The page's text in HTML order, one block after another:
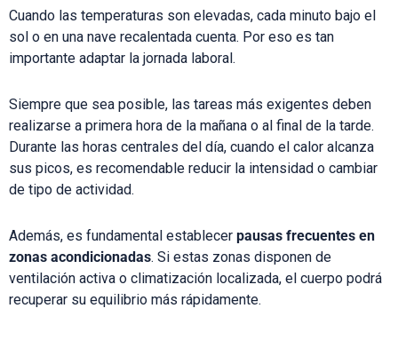
Cuando las temperaturas son elevadas, cada minuto bajo el
sol o en una nave recalentada cuenta. Por eso es tan
importante adaptar la jornada laboral.
Siempre que sea posible, las tareas más exigentes deben
realizarse a primera hora de la mañana o al final de la tarde.
Durante las horas centrales del día, cuando el calor alcanza
sus picos, es recomendable reducir la intensidad o cambiar
de tipo de actividad.
Además, es fundamental establecer pausas frecuentes en
zonas acondicionadas. Si estas zonas disponen de
ventilación activa o climatización localizada, el cuerpo podrá
recuperar su equilibrio más rápidamente.